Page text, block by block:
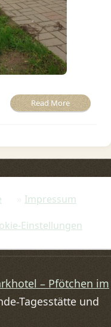
Read More
Impressum
Einstellungen
– Pfötchen im
Tagesstätte und